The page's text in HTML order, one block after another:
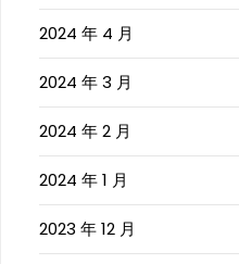
2024 年 4 月
2024 年 3 月
2024 年 2 月
2024 年 1 月
2023 年 12 月